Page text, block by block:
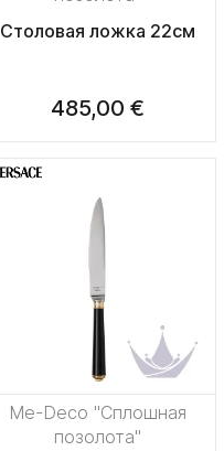
Столовая ложка 22см
485,00 €
Me-Deco "Сплошная
позолота"